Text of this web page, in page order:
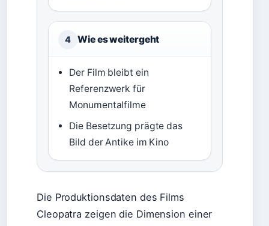
4 Wie es weitergeht
Der Film bleibt ein
Referenzwerk für
Monumentalfilme
Die Besetzung prägte das
Bild der Antike im Kino
Die Produktionsdaten des Films
Cleopatra zeigen die Dimension einer